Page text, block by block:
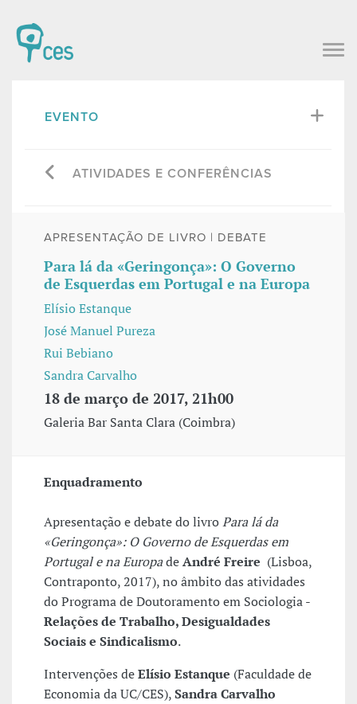
EVENTO
ATIVIDADES E CONFERÊNCIAS
APRESENTAÇÃO DE LIVRO | DEBATE
Para lá da «Geringonça»: O Governo
de Esquerdas em Portugal e na Europa
Elísio Estanque
José Manuel Pureza
Rui Bebiano
Sandra Carvalho
18 de março de 2017, 21h00
Galeria Bar Santa Clara (Coimbra)
Enquadramento
Apresentação e debate do livroPara lá da
«Geringonça»: O Governo de Esquerdas em
Portugal e na EuropadeAndré Freire (Lisboa,
Contraponto, 2017), no âmbito das atividades
do Programa de Doutoramento em Sociologia -
Relações de Trabalho, Desigualdades
Sociais e Sindicalismo.
Intervenções deElísio Estanque (Faculdade de
Economia da UC/CES),Sandra Carvalho